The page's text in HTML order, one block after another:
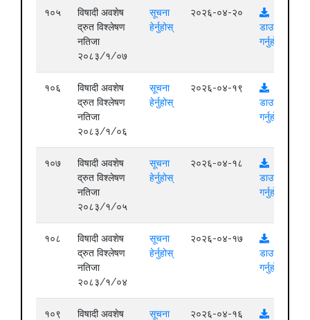
१०५
विषादी अवशेष
द्रुत विश्लेषण
नतिजा
२०८३/१/०७
सूचना
हेर्नुहोस्
२०२६-०४-२०
डाउनलोड
गर्नुहोस्
१०६
विषादी अवशेष
द्रुत विश्लेषण
नतिजा
२०८३/१/०६
सूचना
हेर्नुहोस्
२०२६-०४-१९
डाउनलोड
गर्नुहोस्
१०७
विषादी अवशेष
द्रुत विश्लेषण
नतिजा
२०८३/१/०५
सूचना
हेर्नुहोस्
२०२६-०४-१८
डाउनलोड
गर्नुहोस्
१०८
विषादी अवशेष
द्रुत विश्लेषण
नतिजा
२०८३/१/०४
सूचना
हेर्नुहोस्
२०२६-०४-१७
डाउनलोड
गर्नुहोस्
१०९
विषादी अवशेष
सूचना
२०२६-०४-१६